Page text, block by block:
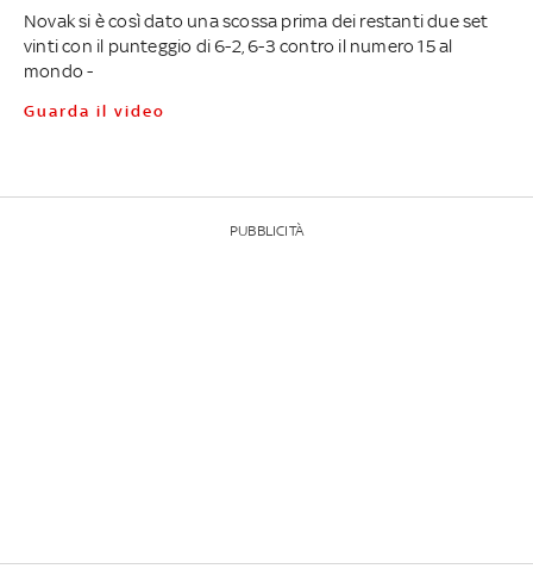
Novak si è così dato una scossa prima dei restanti due set
vinti con il punteggio di 6-2, 6-3 contro il numero 15 al
mondo -
Guarda il video
PUBBLICITÀ